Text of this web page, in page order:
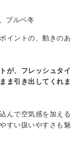
ブルベ冬
イントの、動きのあ
が、フレッシュタイ
ま引き出してくれま
んで空気感を加える
すい扱いやすさも魅